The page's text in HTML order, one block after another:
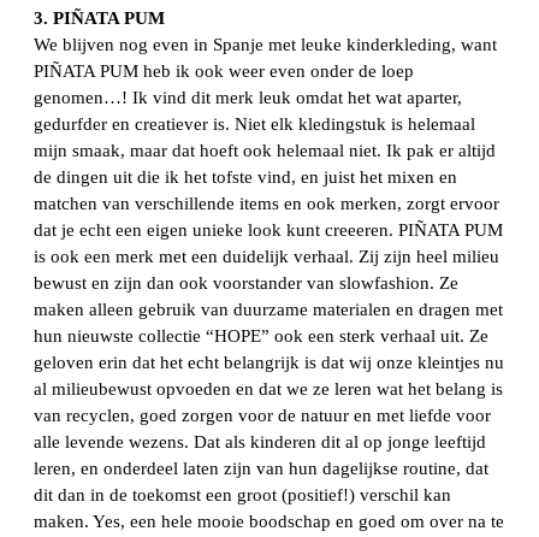
3. PIÑATA PUM
We blijven nog even in Spanje met leuke kinderkleding, want
PIÑATA PUM heb ik ook weer even onder de loep
genomen…! Ik vind dit merk leuk omdat het wat aparter,
gedurfder en creatiever is. Niet elk kledingstuk is helemaal
mijn smaak, maar dat hoeft ook helemaal niet. Ik pak er altijd
de dingen uit die ik het tofste vind, en juist het mixen en
matchen van verschillende items en ook merken, zorgt ervoor
dat je echt een eigen unieke look kunt creeeren. PIÑATA PUM
is ook een merk met een duidelijk verhaal. Zij zijn heel milieu
bewust en zijn dan ook voorstander van slowfashion. Ze
maken alleen gebruik van duurzame materialen en dragen met
hun nieuwste collectie “HOPE” ook een sterk verhaal uit. Ze
geloven erin dat het echt belangrijk is dat wij onze kleintjes nu
al milieubewust opvoeden en dat we ze leren wat het belang is
van recyclen, goed zorgen voor de natuur en met liefde voor
alle levende wezens. Dat als kinderen dit al op jonge leeftijd
leren, en onderdeel laten zijn van hun dagelijkse routine, dat
dit dan in de toekomst een groot (positief!) verschil kan
maken. Yes, een hele mooie boodschap en goed om over na te